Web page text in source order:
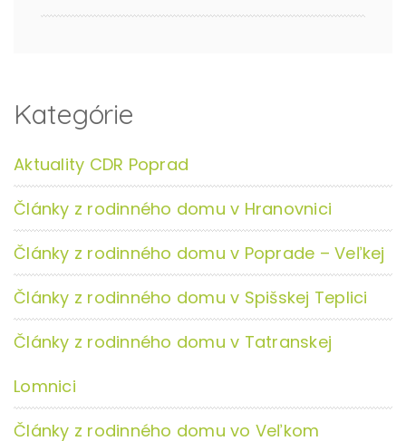
Kategórie
Aktuality CDR Poprad
Články z rodinného domu v Hranovnici
Články z rodinného domu v Poprade – Veľkej
Články z rodinného domu v Spišskej Teplici
Články z rodinného domu v Tatranskej
Lomnici
Články z rodinného domu vo Veľkom